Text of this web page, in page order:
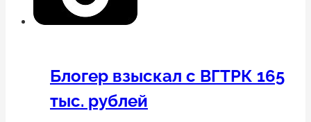
платным
Блогер взыскал с ВГТРК 165
тыс. рублей